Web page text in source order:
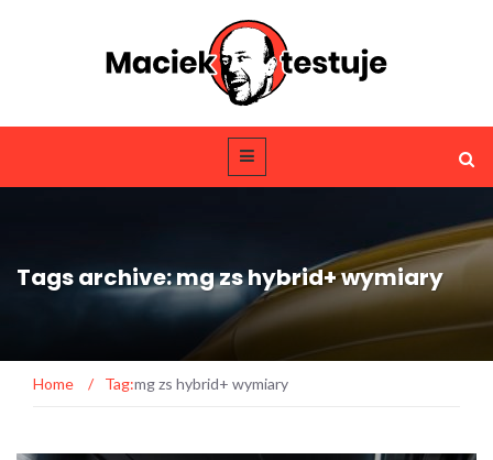
Tags archive: mg zs hybrid+ wymiary
Home / Tag:mg zs hybrid+ wymiary